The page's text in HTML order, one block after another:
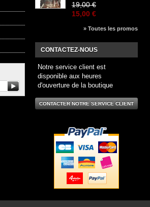
19,00 €
15,00 €
» Toutes les promos
CONTACTEZ-NOUS
Notre service client est
disponible aux heures
d'ouverture de la boutique
CONTACTER NOTRE SERVICE CLIENT